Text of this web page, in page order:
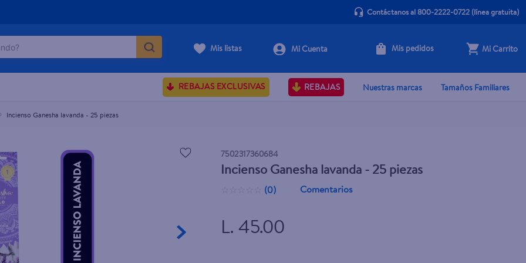
Contáctanos al 800-2222-0722(línea gratuita)
Mis listas Mis pedidos Mi Carrito
REBAJAS EXCLUSIVAS REBAJAS Nuestras marcas Tamaños Familiares
Incienso Ganesha lavanda - 25 piezas
7502317360684
Incienso Ganesha lavanda - 25 piezas
(0) Comentarios
L. 45.00
+ Agregar
BUSCADOS
dove